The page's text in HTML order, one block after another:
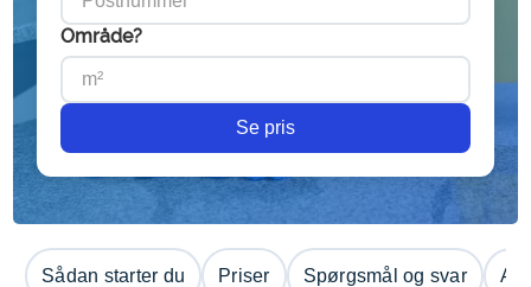
Område?
Se pris
Sådan starter du Priser Spørgsmål og svar